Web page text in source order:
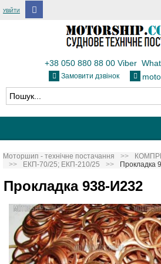
УВІЙТИ
+38 050 880 88 00 Viber
Замовити дзвінок
Моторшип - технічне постачання
ЕКП-70/25; ЕКП-210/25
Прокладка
Прокладка 938-И232